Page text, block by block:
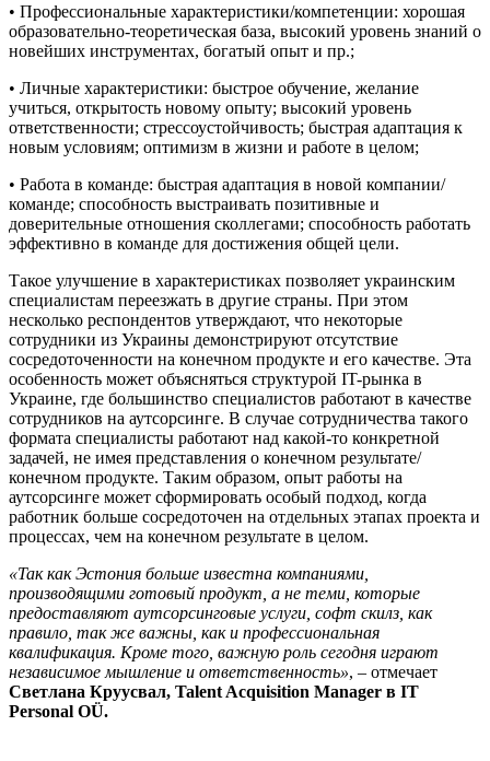
• Профессиональные характеристики/компетенции: хорошая
образовательно-теоретическая база, высокий уровень знаний о
новейших инструментах, богатый опыт и пр.;
• Личные характеристики: быстрое обучение, желание
учиться, открытость новому опыту; высокий уровень
ответственности; стрессоустойчивость; быстрая адаптация к
новым условиям; оптимизм в жизни и работе в целом;
• Работа в команде: быстрая адаптация в новой компании/
команде; способность выстраивать позитивные и
доверительные отношения сколлегами; способность работать
эффективно в команде для достижения общей цели.
Такое улучшение в характеристиках позволяет украинским
специалистам переезжать в другие страны. При этом
несколько респондентов утверждают, что некоторые
сотрудники из Украины демонстрируют отсутствие
сосредоточенности на конечном продукте и его качестве. Эта
особенность может объясняться структурой IT-рынка в
Украине, где большинство специалистов работают в качестве
сотрудников на аутсорсинге. В случае сотрудничества такого
формата специалисты работают над какой-то конкретной
задачей, не имея представления о конечном результате/
конечном продукте. Таким образом, опыт работы на
аутсорсинге может сформировать особый подход, когда
работник больше сосредоточен на отдельных этапах проекта и
процессах, чем на конечном результате в целом.
«Так как Эстония больше известна компаниями,
производящими готовый продукт, а не теми, которые
предоставляют аутсорсинговые услуги, софт скилз, как
правило, так же важны, как и профессиональная
квалификация. Кроме того, важную роль сегодня играют
независимое мышление и ответственность», – отмечает
Светлана Круусвал, Talent Acquisition Manager в IT
Personal OÜ.